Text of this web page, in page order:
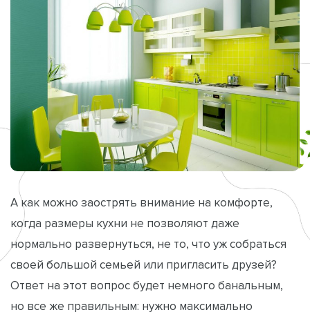
А как можно заострять внимание на комфорте,
когда размеры кухни не позволяют даже
нормально развернуться, не то, что уж собраться
своей большой семьей или пригласить друзей?
Ответ на этот вопрос будет немного банальным,
но все же правильным: нужно максимально